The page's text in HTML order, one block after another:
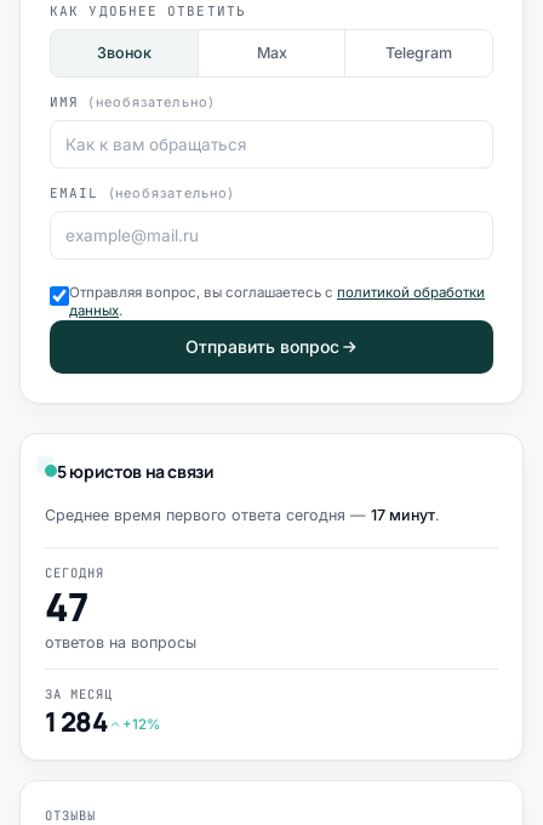
КАК УДОБНЕЕ ОТВЕТИТЬ
Звонок Max Telegram
ИМЯ (необязательно)
EMAIL (необязательно)
Отправляя вопрос, вы соглашаетесь с политикой обработки
данных.
Отправить вопрос
5 юристов на связи
Среднее время первого ответа сегодня — 17 минут.
СЕГОДНЯ
47
ответов на вопросы
ЗА МЕСЯЦ
1 284 +12%
ОТЗЫВЫ